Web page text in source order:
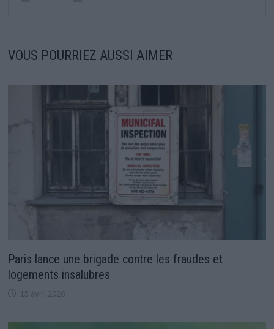
VOUS POURRIEZ AUSSI AIMER
Paris lance une brigade contre les fraudes et
logements insalubres
15 avril 2026